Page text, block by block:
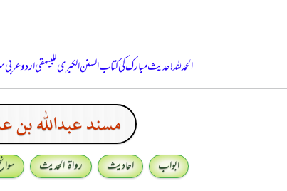
الحمدللہ! حدیث مبارک کی کتاب السنن الكبرى للبيهقي
مسند عبدالله بن
ابواب احادیث رواۃ الحدیث